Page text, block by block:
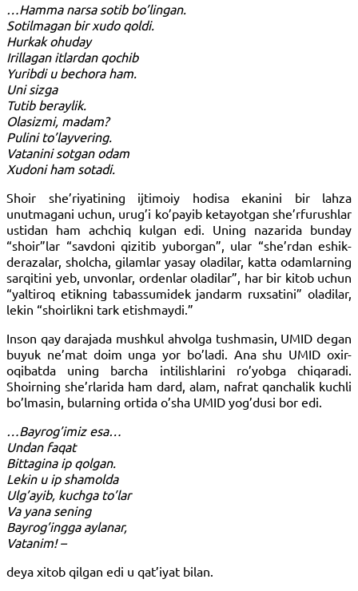
…Hamma narsa sotib bo’lingan.
Sotilmagan bir xudo qoldi.
Hurkak ohuday
Irillagan itlardan qochib
Yuribdi u bechora ham.
Uni sizga
Tutib beraylik.
Olasizmi, madam?
Pulini to’layvering.
Vatanini sotgan odam
Xudoni ham sotadi.
Shoir she’riyatining ijtimoiy hodisa ekanini bir lahza
unutmagani uchun, urug’i ko’payib ketayotgan she’rfurushlar
ustidan ham achchiq kulgan edi. Uning nazarida bunday
“shoir”lar “savdoni qizitib yuborgan”, ular “she’rdan eshik-
derazalar, sholcha, gilamlar yasay oladilar, katta odamlarning
sarqitini yeb, unvonlar, ordenlar oladilar”, har bir kitob uchun
“yaltiroq etikning tabassumidek jandarm ruxsatini” oladilar,
lekin “shoirlikni tark etishmaydi.”
Inson qay darajada mushkul ahvolga tushmasin, UMID degan
buyuk ne’mat doim unga yor bo’ladi. Ana shu UMID oxir-
oqibatda uning barcha intilishlarini ro’yobga chiqaradi.
Shoirning she’rlarida ham dard, alam, nafrat qanchalik kuchli
bo’lmasin, bularning ortida o’sha UMID yog’dusi bor edi.
…Bayrog’imiz esa…
Undan faqat
Bittagina ip qolgan.
Lekin u ip shamolda
Ulg’ayib, kuchga to’lar
Va yana sening
Bayrog’ingga aylanar,
Vatanim! –
deya xitob qilgan edi u qat’iyat bilan.